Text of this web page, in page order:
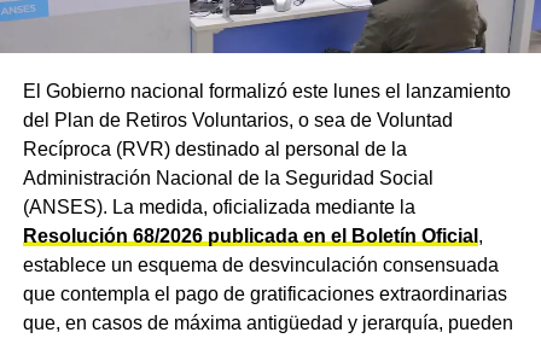
El Gobierno nacional formalizó este lunes el lanzamiento
del Plan de Retiros Voluntarios, o sea de Voluntad
Recíproca (RVR) destinado al personal de la
Administración Nacional de la Seguridad Social
(ANSES). La medida, oficializada mediante la
Resolución 68/2026 publicada en el Boletín Oficial ,
establece un esquema de desvinculación consensuada
que contempla el pago de gratificaciones extraordinarias
que, en casos de máxima antigüedad y jerarquía, pueden